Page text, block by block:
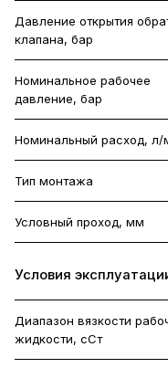
Давление открытия
клапана, бар
Номинальное рабочее
давление, бар
Номинальный расход, л/
Тип монтажа
Условный проход, мм
Условия
Диапазон вязкости
жидкости, сСт